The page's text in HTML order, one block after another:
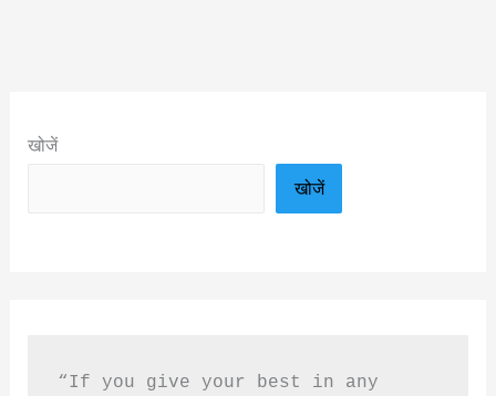
खोजें
खोजें
“If you give your best in any